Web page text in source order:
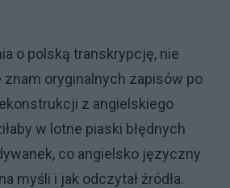
o polską transkrypcję, nie
znam oryginalnych zapisów po
z angielskiego
w lotne piaski błędnych
co angielsko języczny
myśli i jak odczytał źródła.